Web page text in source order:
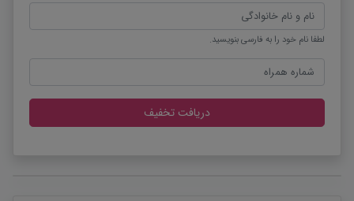
لطفا نام خود را به فارسی بنویسید.
دریافت تخفیف